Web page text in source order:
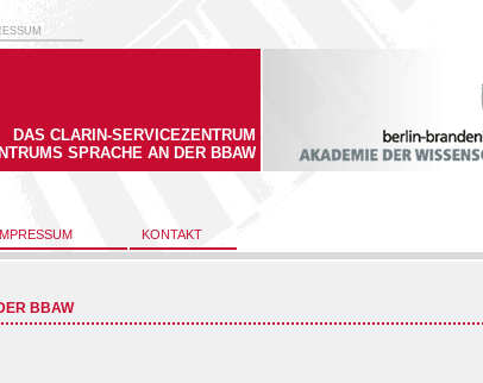
DAS CLARIN-SERVICEZENTRUM
SPRACHE AN DER BBAW
KONTAKT
BBAW